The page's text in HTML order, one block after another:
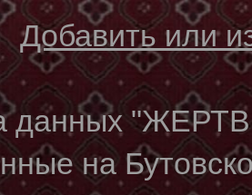
Добавить или
данных
на